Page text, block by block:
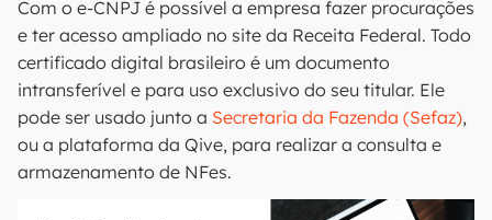
Com o e-CNPJ é possível a empresa fazer procurações
e ter acesso ampliado no site da Receita Federal. Todo
certificado digital brasileiro é um documento
intransferível e para uso exclusivo do seu titular. Ele
pode ser usado junto a Secretaria da Fazenda (Sefaz),
ou a plataforma da Qive, para realizar a consulta e
armazenamento de NFes.